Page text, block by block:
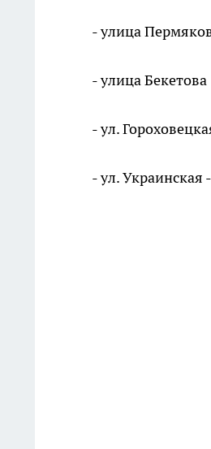
- улица
- улица Бекетова
- ул.
- ул. Украинская